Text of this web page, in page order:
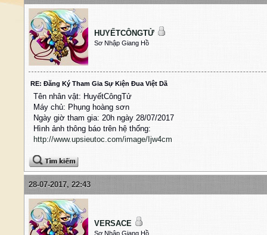
HUYẾTCÔNGTỬ
Sơ Nhập Giang Hồ
RE: Đăng Ký Tham Gia Sự Kiện Đua Việt Dã
Tên nhân vật: HuyếtCôngTử
Máy chủ: Phụng hoàng sơn
Ngày giờ tham gia: 20h ngày 28/07/2017
Hình ảnh thông báo trên hệ thống:
http://www.upsieutoc.com/image/Ijw4cm
28-07-2017, 22:43
VERSACE
Sơ Nhập Giang Hồ